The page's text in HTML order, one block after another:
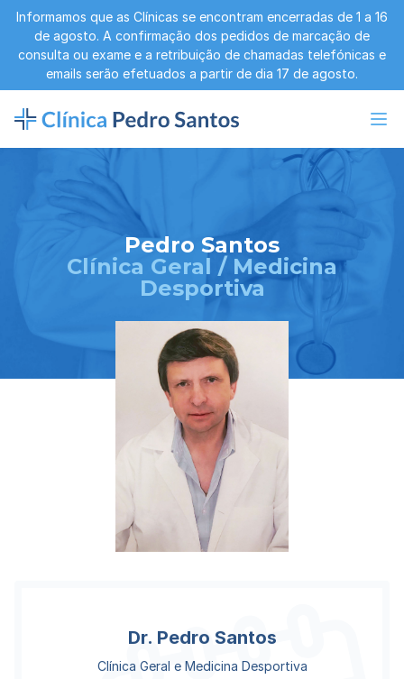
Informamos que as Clínicas se encontram encerradas de 1 a 16
de agosto. A confirmação dos pedidos de marcação de
consulta ou exame e a retribuição de chamadas telefónicas e
emails serão efetuados a partir de dia 17 de agosto.
Pedro Santos
Clínica Geral / Medicina
Desportiva
Dr. Pedro Santos
Clínica Geral e Medicina Desportiva